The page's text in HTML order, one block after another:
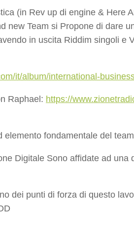
(in Rev up di engine & Here
new Team si Propone di dare
in uscita Riddim singoli e
it/album/international-
Raphael: https://
elemento fondamentale del team
Digitale Sono affidate ad una
dei punti di forza di questo